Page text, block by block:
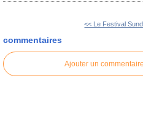
<< Le Festival
commentaires
Ajouter un commentaire